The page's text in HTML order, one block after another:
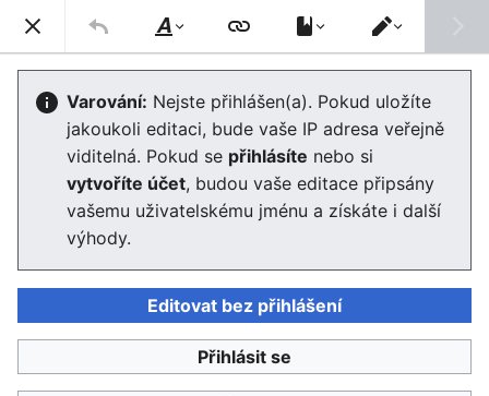
Enviwiki
Wikipedie:Bot
Sledovat
Informace o tomto tématu lze nalézt také v článku
Wikipedie:Bot
Stránkunaposledy editoval Adminpřed 10 lety
Styl
textu
Přepnout
editor
Varování: Nejste přihlášen(a). Pokud uložíte
jakoukoli editaci, bude vaše IP adresa veřejně
viditelná. Pokud se přihlásíte nebo si
vytvoříte účet, budou vaše editace připsány
vašemu uživatelskému jménu a získáte i další
výhody.
Editovat bez přihlášení
Přihlásit se